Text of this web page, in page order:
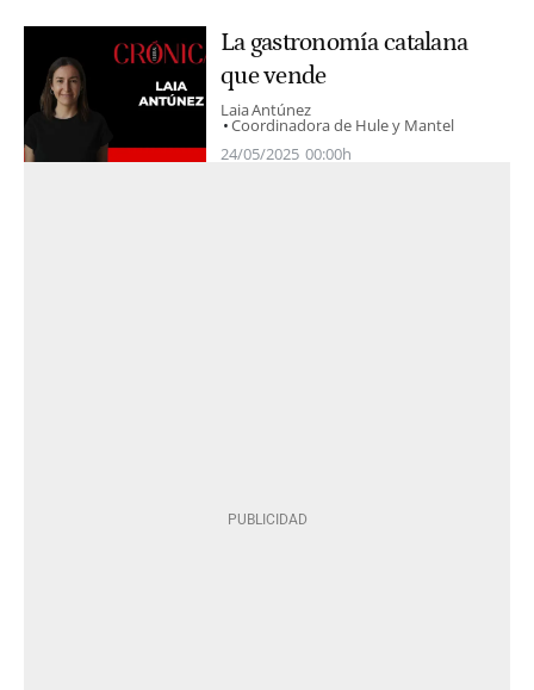
La gastronomía catalana
que vende
Laia Antúnez
Coordinadora de Hule y Mantel
24/05/2025 00:00h